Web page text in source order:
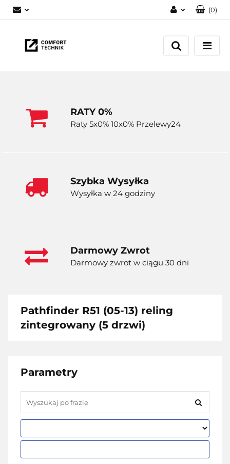
Zaloguj się
Zarejestruj się
(0)
RATY 0%
Raty 5x0% 10x0% Przelewy24
Szybka Wysyłka
Wysyłka w 24 godziny
Darmowy Zwrot
Darmowy zwrot w ciągu 30 dni
Pathfinder R51 (05-13) reling
zintegrowany (5 drzwi)
Parametry